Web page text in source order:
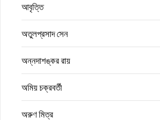
আবৃত্তি
অতুলপ্রসাদ সেন
অন্নদাশঙ্কর রায়
অমিয় চক্রবর্তী
অরুণ মিত্র